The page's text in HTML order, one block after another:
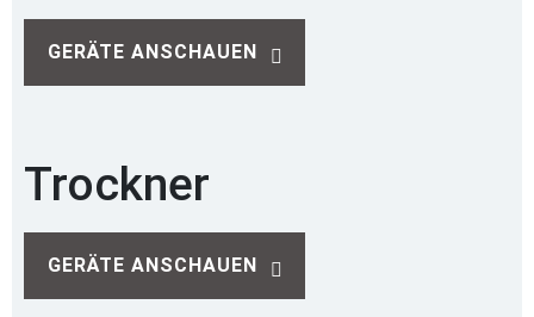
GERÄTE ANSCHAUEN
Trockner
GERÄTE ANSCHAUEN